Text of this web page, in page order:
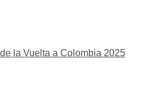
la Vuelta a Colombia 2025